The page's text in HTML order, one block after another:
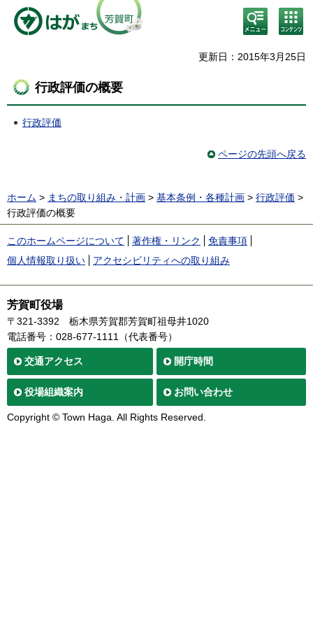
検
索・
メニ
コン
テン
ニュ
更新日：2015年3月25日
行政評価の概要
行政評価
ページの先頭へ戻る
ホーム > まちの取り組み・計画 > 基本条例・各種計画 > 行政評価 >
行政評価の概要
このホームページについて 著作権・リンク
免責事項
個人情報取り扱い
アクセシビリティへの取り組み
芳賀町役場
〒321-3392
栃木県芳賀郡芳賀町祖母井1020
電話番号：028-677-1111（代表番号）
交通アクセス 開庁時間
役場組織案内 お問い合わせ
Copyright © Town Haga. All Rights Reserved.